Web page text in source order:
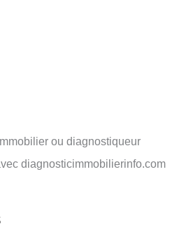
ou diagnostiqueur
diagnosticimmobilierinfo.com